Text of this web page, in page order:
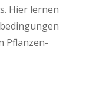
Hier ler­nen
Pflan­zen­